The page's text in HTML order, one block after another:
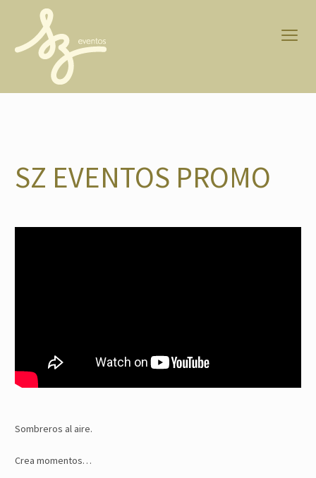
SZ EVENTOS PROMO
Sombreros al aire.
Crea momentos…